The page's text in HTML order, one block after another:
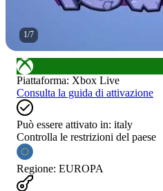
1/7
Piattaforma: Xbox Live
Consulta la guida di attivazione
Può essere attivato in: italy
Controlla le restrizioni del paese
Regione: EUROPA